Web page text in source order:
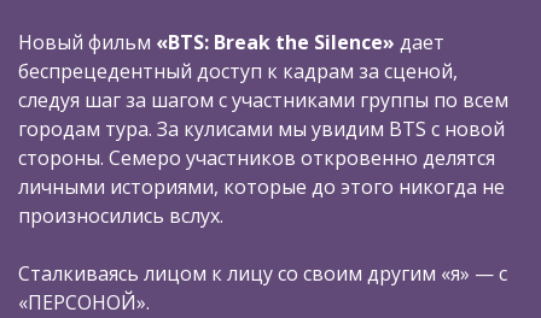
Новый фильм «BTS: Break the Silence» дает
беспрецедентный доступ к кадрам за сценой,
следуя шаг за шагом с участниками группы по всем
городам тура. За кулисами мы увидим BTS c новой
стороны. Семеро участников откровенно делятся
личными историями, которые до этого никогда не
произносились вслух.
Сталкиваясь лицом к лицу со своим другим «я» — с
«ПЕРСОНОЙ».